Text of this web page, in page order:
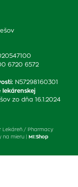
6720 6572
: N57298160301
zo dňa 16.1.2024
Lekáreň / Pharmacy
mieru | MI:Shop